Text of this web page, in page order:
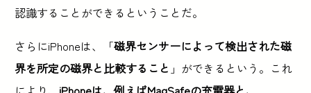
認識することができるということだ。
さらにiPhoneは、「磁界センサーによって検出された磁
界を所定の磁界と比較すること 」ができるという。これ